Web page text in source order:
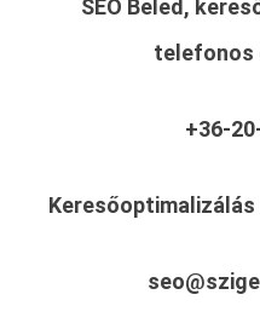
SEO Beled,
telefonos
+36-
Keresőoptimalizálás